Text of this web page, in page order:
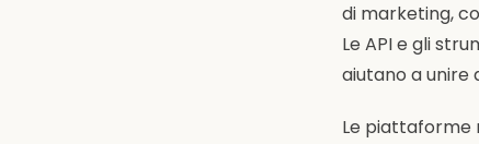
di marketing,
Le API e gli
aiutano a unire
Le piattaforme